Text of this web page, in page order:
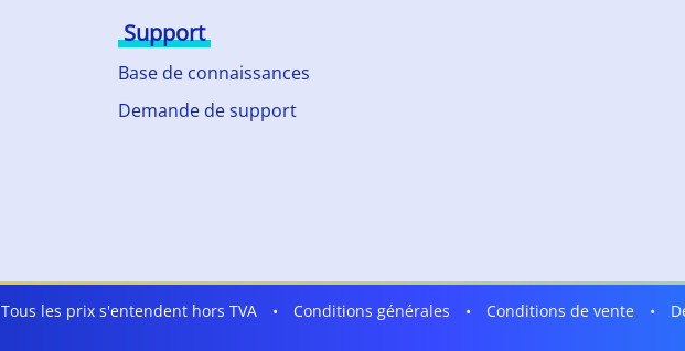
Support
Base de connaissances
Demande de support
Tous les prix s'entendent hors TVA • Conditions générales • Conditions de vente •